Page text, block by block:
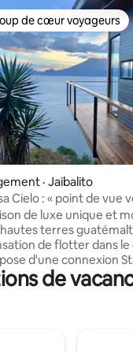
4,96 sur 5, 472
de cœur voyageurs
de cœur voyageurs
· Jaibalito
Cielo : « point de vue
de luxe unique et
terres
de flotter dans le
d'une connexion
avec 24 heures
(lithium/
la « peinture » en
de